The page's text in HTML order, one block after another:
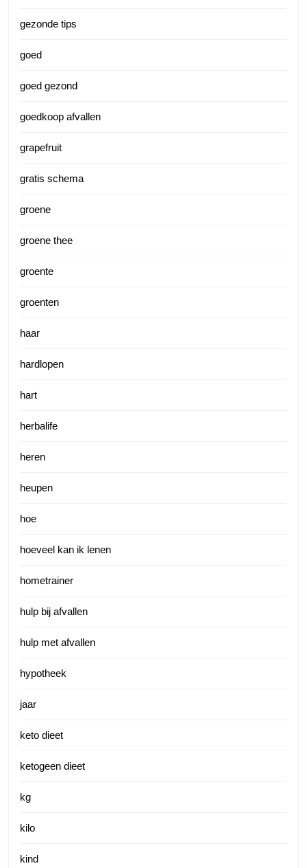
gezonde tips
goed
goed gezond
goedkoop afvallen
grapefruit
gratis schema
groene
groene thee
groente
groenten
haar
hardlopen
hart
herbalife
heren
heupen
hoe
hoeveel kan ik lenen
hometrainer
hulp bij afvallen
hulp met afvallen
hypotheek
jaar
keto dieet
ketogeen dieet
kg
kilo
kind